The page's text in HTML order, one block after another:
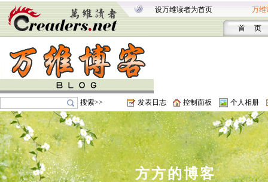
设万维读者为首页 万维
首 页
搜索>> 发表日志 控制面板 个人相册
方方的博客